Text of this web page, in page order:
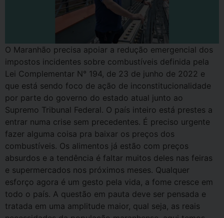
O Maranhão precisa apoiar a redução emergencial dos
impostos incidentes sobre combustíveis definida pela
Lei Complementar N° 194, de 23 de junho de 2022 e
que está sendo foco de ação de inconstitucionalidade
por parte do governo do estado atual junto ao
Supremo Tribunal Federal. O país inteiro está prestes a
entrar numa crise sem precedentes. É preciso urgente
fazer alguma coisa pra baixar os preços dos
combustíveis. Os alimentos já estão com preços
absurdos e a tendência é faltar muitos deles nas feiras
e supermercados nos próximos meses. Qualquer
esforço agora é um gesto pela vida, a fome cresce em
todo o país. A questão em pauta deve ser pensada e
tratada em uma amplitude maior, qual seja, as reais